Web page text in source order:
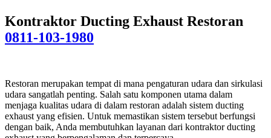
Kontraktor Ducting Exhaust Restoran
0811-103-1980
Restoran merupakan tempat di mana pengaturan udara dan sirkulasi
udara sangatlah penting. Salah satu komponen utama dalam
menjaga kualitas udara di dalam restoran adalah sistem ducting
exhaust yang efisien. Untuk memastikan sistem tersebut berfungsi
dengan baik, Anda membutuhkan layanan dari kontraktor ducting